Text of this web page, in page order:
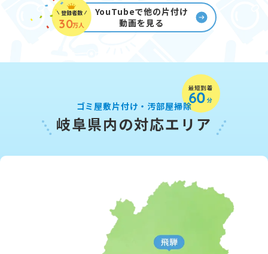
登録者数
30万人
YouTubeで他の片付け
動画を見る
ゴミ屋敷片付け・汚部屋掃除
岐阜県内の対応エリア